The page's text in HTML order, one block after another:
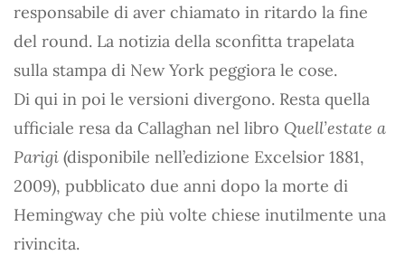
responsabile di aver chiamato in ritardo la fine
del round. La notizia della sconfitta trapelata
sulla stampa di New York peggiora le cose.
Di qui in poi le versioni divergono. Resta quella
ufficiale resa da Callaghan nel libro Quell’estate a
Parigi (disponibile nell’edizione Excelsior 1881,
2009), pubblicato due anni dopo la morte di
Hemingway che più volte chiese inutilmente una
rivincita.